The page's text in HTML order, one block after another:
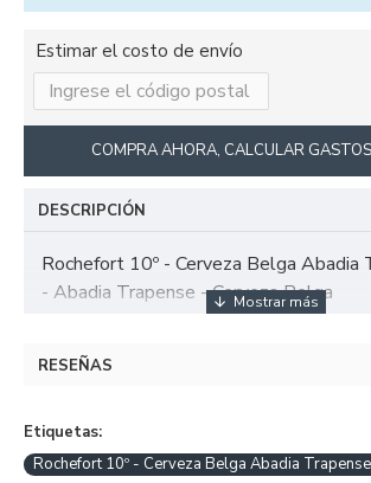
Estimar el costo de envío
COMPRA AHORA, CALCULAR
DESCRIPCIÓN
Rochefort 10º - Cerveza Belga Abadia
- Abadia Trapense - Cerveza Belga
RESEÑAS
Etiquetas:
Rochefort 10º - Cerveza Belga Abadia